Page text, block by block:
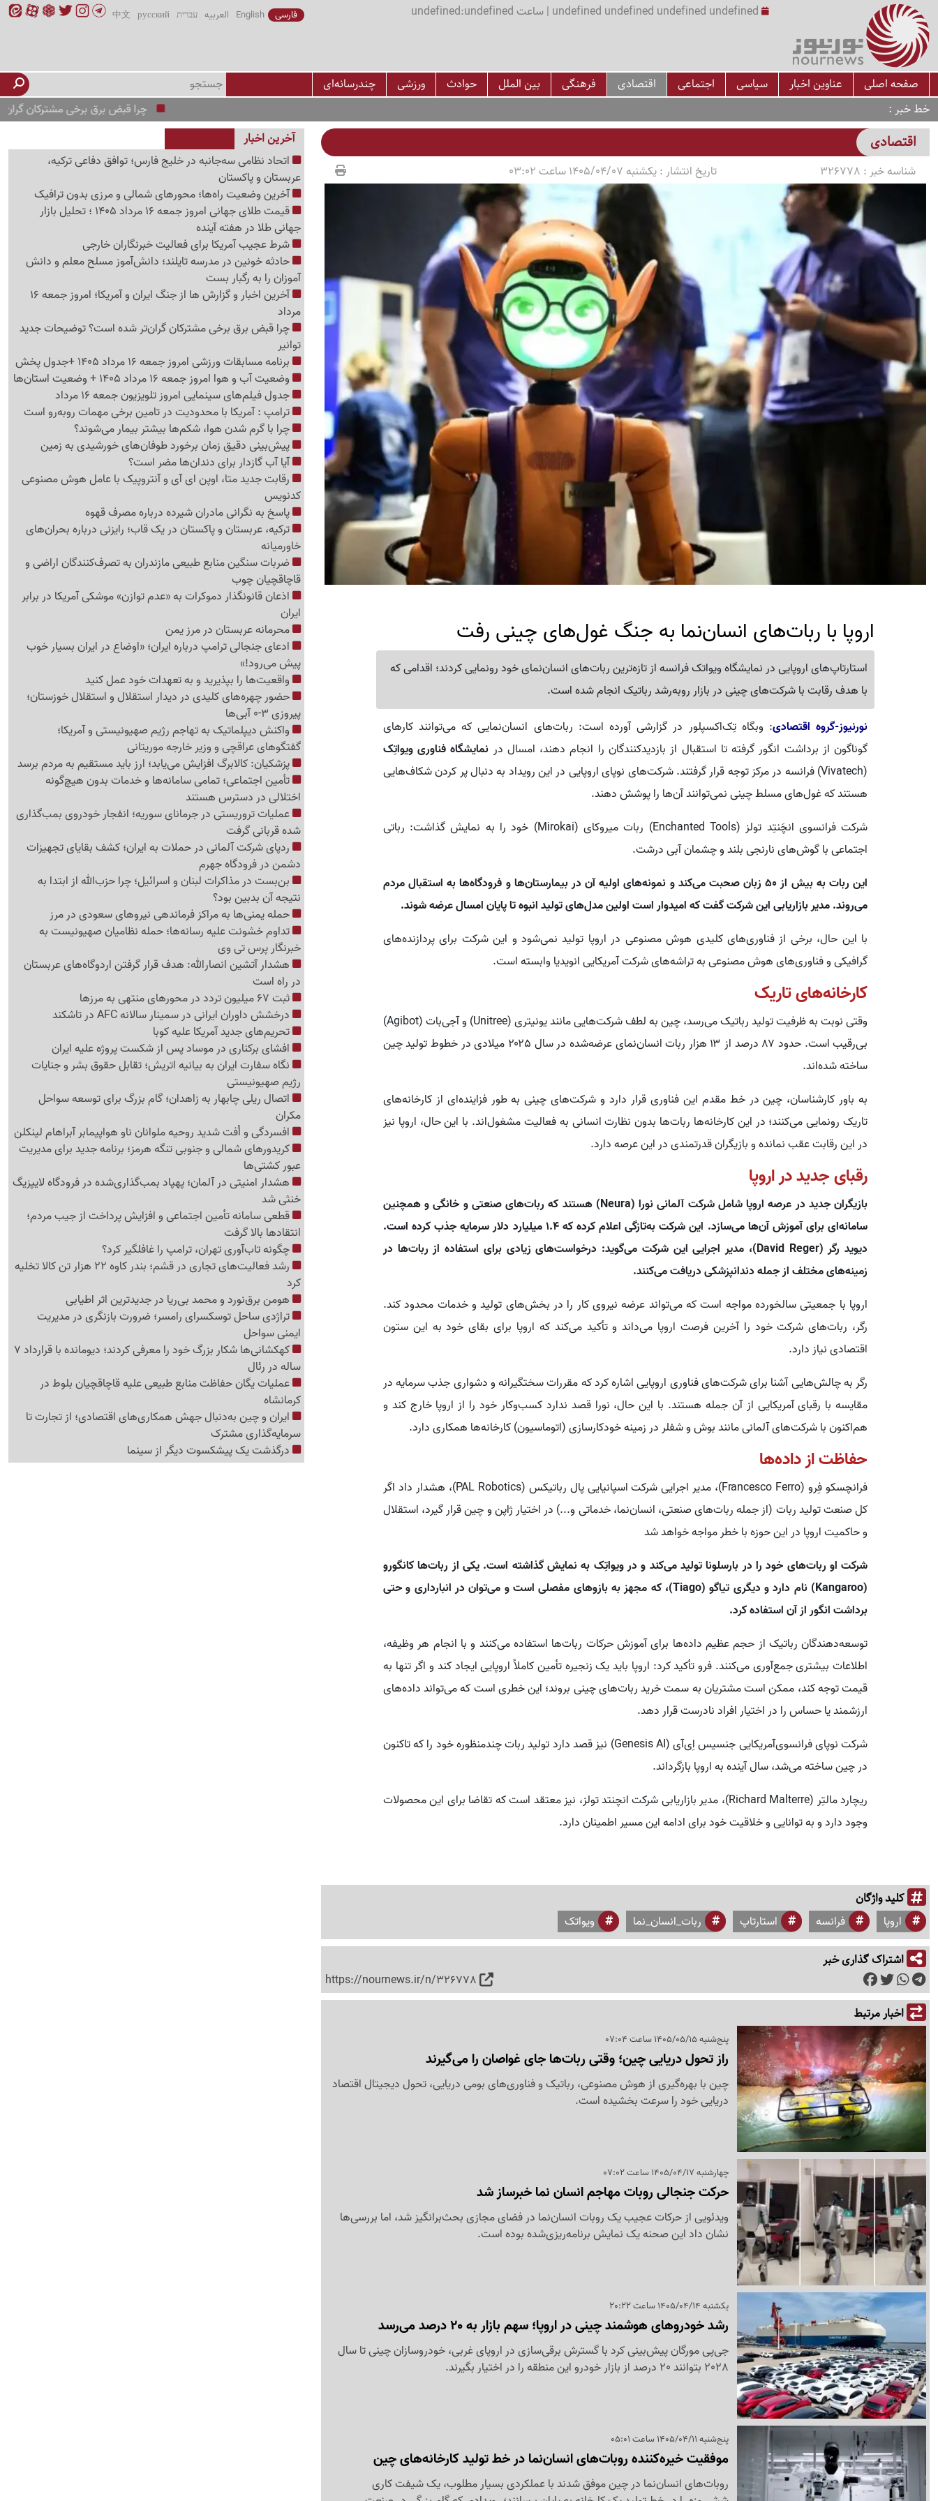
undefined undefined undefined undefined | ساعت undefined:undefined فارسی English العربیه עברית русский
中文
صفحه اصلی عناوین اخبار سیاسی اجتماعی اقتصادی فرهنگی بین الملل حوادث ورزشی
چندرسانه‌ای
خط خبر
چرا قبض برق برخی مشترکان گران‌تر شده
اقتصادی
شناسه خبر : 326778 تاریخ انتشار :یکشنبه 1405/04/07 ساعت 03:02
اروپا با ربات‌های انسان‌نما به جنگ غول‌های چینی رفت
استارتاپ‌های اروپایی در نمایشگاه ویواتک فرانسه از تازه‌ترین ربات‌های انسان‌نمای خود رونمایی کردند؛ اقدامی که
با هدف رقابت با شرکت‌های چینی در بازار رو‌به‌رشد رباتیک انجام شده است.
نورنیوز-گروه اقتصادی: وبگاه تِک‌اکسپلور در گزارشی آورده است: ربات‌های انسان‌نمایی که می‌توانند کارهای
گوناگون از برداشت انگور گرفته تا استقبال از بازدیدکنندگان را انجام دهند، امسال در نمایشگاه فناوری ویواتِک
(Vivatech) فرانسه در مرکز توجه قرار گرفتند. شرکت‌های نوپای اروپایی در این رویداد به دنبال پر کردن شکاف‌هایی
هستند که غول‌های مسلط چینی نمی‌توانند آن‌ها را پوشش دهند.
شرکت فرانسوی انچَنتِد تولز (Enchanted Tools) ربات میروکای (Mirokai) خود را به نمایش گذاشت: رباتی
اجتماعی با گوش‌های نارنجی بلند و چشمان آبی درشت.
این ربات به بیش از ۵۰ زبان صحبت می‌کند و نمونه‌های اولیه آن در بیمارستان‌ها و فرودگاه‌ها به استقبال مردم
می‌روند. مدیر بازاریابی این شرکت گفت که امیدوار است اولین مدل‌های تولید انبوه تا پایان امسال عرضه شوند.
با این حال، برخی از فناوری‌های کلیدی هوش مصنوعی در اروپا تولید نمی‌شود و این شرکت برای پردازنده‌های
گرافیکی و فناوری‌های هوش مصنوعی به تراشه‌های شرکت آمریکایی انویدیا وابسته است.
کارخانه‌های تاریک
وقتی نوبت به ظرفیت تولید رباتیک می‌رسد، چین به لطف شرکت‌هایی مانند یونیتری (Unitree) و آجی‌بات (Agibot)
بی‌رقیب است. حدود ۸۷ درصد از ۱۳ هزار ربات انسان‌نمای عرضه‌شده در سال ۲۰۲۵ میلادی در خطوط تولید چین
ساخته شده‌اند.
به باور کارشناسان، چین در خط مقدم این فناوری قرار دارد و شرکت‌های چینی به طور فزاینده‌ای از کارخانه‌های
تاریک رونمایی می‌کنند؛ در این کارخانه‌ها ربات‌ها بدون نظارت انسانی به فعالیت مشغول‌اند. با این حال، اروپا نیز
در این رقابت عقب نمانده و بازیگران قدرتمندی در این عرصه دارد.
رقبای جدید در اروپا
بازیگران جدید در عرصه اروپا شامل شرکت آلمانی نورا (Neura) هستند که ربات‌های صنعتی و خانگی و همچنین
سامانه‌ای برای آموزش آن‌ها می‌سازد. این شرکت به‌تازگی اعلام کرده که ۱.۴ میلیارد دلار سرمایه جذب کرده است.
دیوید رگر (David Reger)، مدیر اجرایی این شرکت می‌گوید: درخواست‌های زیادی برای استفاده از ربات‌ها در
زمینه‌های مختلف از جمله دندانپزشکی دریافت می‌کنند.
اروپا با جمعیتی سالخورده مواجه است که می‌تواند عرضه نیروی کار را در بخش‌های تولید و خدمات محدود کند.
رگر، ربات‌های شرکت خود را آخرین فرصت اروپا می‌داند و تأکید می‌کند که اروپا برای بقای خود به این ستون
اقتصادی نیاز دارد.
رگر به چالش‌هایی آشنا برای شرکت‌های فناوری اروپایی اشاره کرد که مقررات سختگیرانه و دشواری جذب سرمایه در
مقایسه با رقبای آمریکایی از آن جمله‌ هستند. با این حال، نورا قصد ندارد کسب‌وکار خود را از اروپا خارج کند و
هم‌اکنون با شرکت‌های آلمانی مانند بوش و شفلر در زمینه خودکارسازی (اتوماسیون) کارخانه‌ها همکاری دارد.
حفاظت از داده‌ها
فرانچسکو فِرو (Francesco Ferro)، مدیر اجرایی شرکت اسپانیایی پال رباتیکس (PAL Robotics)، هشدار داد اگر
کل صنعت تولید ربات (از جمله ربات‌های صنعتی، انسان‌نما، خدماتی و...) در اختیار ژاپن و چین قرار گیرد، استقلال
و حاکمیت اروپا در این حوزه با خطر مواجه خواهد شد
شرکت او ربات‌های خود را در بارسلونا تولید می‌کند و در ویواتِک به نمایش گذاشته است. یکی از ربات‌ها کانگورو
(Kangaroo) نام دارد و دیگری تیاگو (Tiago)، که مجهز به بازوهای مفصلی است و می‌توان در انبارداری و حتی
برداشت انگور از آن استفاده کرد.
توسعه‌دهندگان رباتیک از حجم عظیم داده‌ها برای آموزش حرکات ربات‌ها استفاده می‌کنند و با انجام هر وظیفه،
اطلاعات بیشتری جمع‌آوری می‌کنند. فرو تأکید کرد: اروپا باید یک زنجیره تأمین کاملاً اروپایی ایجاد کند و اگر تنها به
قیمت توجه کند، ممکن است مشتریان به سمت خرید ربات‌های چینی بروند؛ این خطری است که می‌تواند داده‌های
ارزشمند یا حساس را در اختیار افراد نادرست قرار دهد.
شرکت نوپای فرانسوی‌آمریکایی جنسیس اِی‌آی (Genesis AI) نیز قصد دارد تولید ربات چندمنظوره خود را که تاکنون
در چین ساخته می‌شد، سال آینده به اروپا بازگرداند.
ریچارد مالتِر (Richard Malterre)، مدیر بازاریابی شرکت انچنتد تولز، نیز معتقد است که تقاضا برای این محصولات
وجود دارد و به توانایی و خلاقیت خود برای ادامه این مسیر اطمینان دارد.
کلید واژگان
اروپا فرانسه استارتاپ ربات_انسان_نما ویواتک
اشتراک گذاری خبر
https://nournews.ir/n/326778
اخبار مرتبط
پنج‌شنبه 1405/05/15 ساعت 07:04
راز تحول دریایی چین؛ وقتی ربات‌ها جای غواصان را می‌گیرند
چین با بهره‌گیری از هوش مصنوعی، رباتیک و فناوری‌های بومی دریایی، تحول دیجیتال اقتصاد
دریایی خود را سرعت بخشیده است.
چهارشنبه 1405/04/17 ساعت 07:02
حرکت جنجالی روبات مهاجم انسان نما خبرساز شد
ویدئویی از حرکات عجیب یک روبات انسان‌نما در فضای مجازی بحث‌برانگیز شد، اما بررسی‌ها
نشان داد این صحنه یک نمایش برنامه‌ریزی‌شده بوده است.
یکشنبه 1405/04/14 ساعت 20:22
رشد خودروهای هوشمند چینی در اروپا؛ سهم بازار به 20 درصد می‌رسد
جی‌پی مورگان پیش‌بینی کرد با گسترش برقی‌سازی در اروپای غربی، خودروسازان چینی تا سال
2028 بتوانند 20 درصد از بازار خودرو این منطقه را در اختیار بگیرند.
پنج‌شنبه 1405/04/11 ساعت 05:01
موفقیت خیره‌کننده روبات‌های انسان‌نما در خط تولید کارخانه‌های چین
روبات‌های انسان‌نما در چین موفق شدند با عملکردی بسیار مطلوب، یک شیفت کاری
آخرین اخبار
اتحاد نظامی سه‌جانبه در خلیج فارس؛ توافق دفاعی ترکیه،
عربستان و پاکستان
آخرین وضعیت راه‌ها؛ محورهای شمالی و مرزی بدون ترافیک
قیمت طلای جهانی امروز جمعه 16 مرداد 1405 ؛ تحلیل بازار
جهانی طلا در هفته آینده
شرط عجیب آمریکا برای فعالیت خبرنگاران خارجی
حادثه خونین در مدرسه تایلند؛ دانش‌آموز مسلح معلم و دانش
آموزان را به رگبار بست
آخرین اخبار و گزارش ها از جنگ ایران و آمریکا؛ امروز جمعه 16
مرداد
چرا قبض برق برخی مشترکان گران‌تر شده است؟ توضیحات جدید
توانیر
برنامه مسابقات ورزشی امروز جمعه 16 مرداد 1405 +جدول پخش
وضعیت آب و هوا امروز جمعه 16 مرداد 1405 + وضعیت استان‌ها
جدول فیلم‌های سینمایی امروز تلویزیون جمعه 16 مرداد
ترامپ : آمریکا با محدودیت در تامین برخی مهمات روبه‌رو است
چرا با گرم شدن هوا، شکم‌ها بیشتر بیمار می‌شوند؟
پیش‌بینی دقیق زمان برخورد طوفان‌های خورشیدی به زمین
آیا آب گازدار برای دندان‌ها مضر است؟
رقابت جدید متا، اوپن ای آی و آنتروپیک با عامل هوش مصنوعی
کدنویس
پاسخ به نگرانی مادران شیرده درباره مصرف قهوه
ترکیه، عربستان و پاکستان در یک قاب؛ رایزنی درباره بحران‌های
خاورمیانه
ضربات سنگین منابع طبیعی مازندران به تصرف‌کنندگان اراضی و
قاچاقچیان چوب
اذعان قانونگذار دموکرات به «عدم توازن» موشکی آمریکا در برابر
ایران
محرمانه عربستان در مرز یمن
ادعای جنجالی ترامپ درباره ایران؛ «اوضاع در ایران بسیار خوب
پیش می‌رود!»
واقعیت‌ها را بپذیرید و به تعهدات خود عمل کنید
حضور چهره‌های کلیدی در دیدار استقلال و استقلال خوزستان؛
پیروزی 3-0 آبی‌ها
واکنش دیپلماتیک به تهاجم رژیم صهیونیستی و آمریکا؛
گفتگوهای عراقچی و وزیر خارجه موریتانی
پزشکیان: کالابرگ افزایش می‌یابد؛ ارز باید مستقیم به مردم برسد
تأمین اجتماعی؛ تمامی سامانه‌ها و خدمات بدون هیچ‌گونه
اختلالی در دسترس هستند
عملیات تروریستی در جرمانای سوریه؛ انفجار خودروی بمب‌گذاری
شده قربانی گرفت
ردپای شرکت آلمانی در حملات به ایران؛ کشف بقایای تجهیزات
دشمن در فرودگاه جهرم
بن‌بست در مذاکرات لبنان و اسرائیل؛ چرا حزب‌الله از ابتدا به
نتیجه آن بدبین بود؟
حمله یمنی‌ها به مراکز فرماندهی نیروهای سعودی در مرز
تداوم خشونت علیه رسانه‌ها؛ حمله نظامیان صهیونیست به
خبرنگار پرس تی وی
هشدار آتشین انصارالله: هدف قرار گرفتن اردوگاه‌های عربستان
در راه است
ثبت 67 میلیون تردد در محورهای منتهی به مرزها
درخشش داوران ایرانی در سمینار سالانه AFC در تاشکند
تحریم‌های جدید آمریکا علیه کوبا
افشای برکناری در موساد پس از شکست پروژه علیه ایران
نگاه سفارت ایران به بیانیه اتریش؛ تقابل حقوق بشر و جنایات
رژیم صهیونیستی
اتصال ریلی چابهار به زاهدان؛ گام بزرگ برای توسعه سواحل
مکران
افسردگی و اُفت شدید روحیه ملوانان ناو هواپیمابر آبراهام لینکلن
کریدورهای شمالی و جنوبی تنگه هرمز؛ برنامه جدید برای مدیریت
عبور کشتی‌ها
هشدار امنیتی در آلمان؛ پهپاد بمب‌گذاری‌شده در فرودگاه لایپزیگ
خنثی شد
قطعی سامانه تأمین اجتماعی و افزایش پرداخت از جیب مردم؛
انتقادها بالا گرفت
چگونه تاب‌آوری تهران، ترامپ را غافلگیر کرد؟
رشد فعالیت‌های تجاری در قشم؛ بندر کاوه 22 هزار تن کالا تخلیه
کرد
هومن برق‌نورد و محمد بی‌ریا در جدیدترین اثر اطیابی
تراژدی ساحل توسکسرای رامسر؛ ضرورت بازنگری در مدیریت
ایمنی سواحل
کهکشانی‌ها شکار بزرگ خود را معرفی کردند؛ دیومانده با قرارداد 7
ساله در رئال
عملیات یگان حفاظت منابع طبیعی علیه قاچاقچیان بلوط در
کرمانشاه
ایران و چین به‌دنبال جهش همکاری‌های اقتصادی؛ از تجارت تا
سرمایه‌گذاری مشترک
درگذشت یک پیشکسوت دیگر از سینما